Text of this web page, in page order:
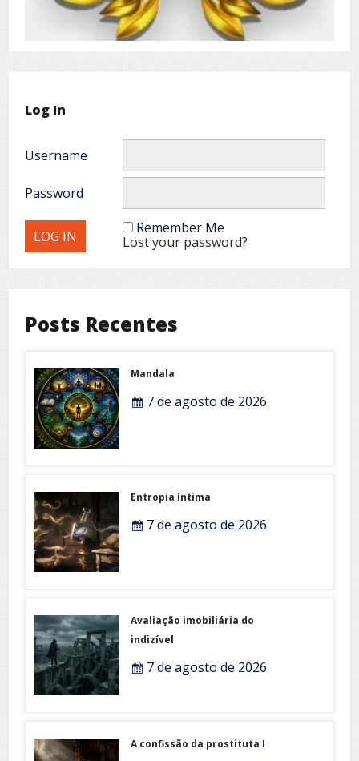
Log In
Username
Password
Remember Me
Lost your password?
Posts Recentes
Mandala
7 de agosto de 2026
Entropia íntima
7 de agosto de 2026
Avaliação imobiliária do
indizível
7 de agosto de 2026
A confissão da prostituta I